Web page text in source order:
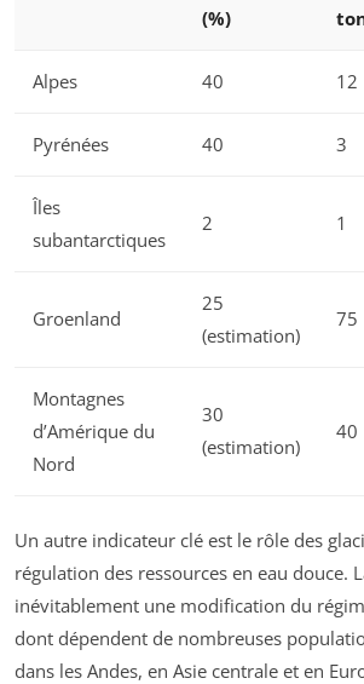
(%)
Alpes 40 12
Pyrénées 40 3
Îles
subantarctiques
2 1
Groenland
25
(estimation)
75
Montagnes
d’Amérique du
Nord
30
(estimation)
40
Un autre indicateur clé est le rôle des
régulation des ressources en eau douce.
inévitablement une modification du
dont dépendent de nombreuses
dans les Andes, en Asie centrale et en